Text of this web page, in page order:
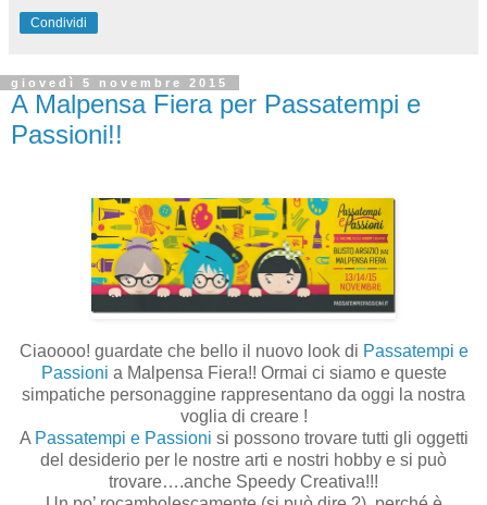
Condividi
giovedì 5 novembre 2015
A Malpensa Fiera per Passatempi e
Passioni!!
Ciaoooo! guardate che bello il nuovo look di Passatempi e
Passioni a Malpensa Fiera!! Ormai ci siamo e queste
simpatiche personaggine rappresentano da oggi la nostra
voglia di creare !
A Passatempi e Passioni si possono trovare tutti gli oggetti
del desiderio per le nostre arti e nostri hobby e si può
trovare….anche Speedy Creativa!!!